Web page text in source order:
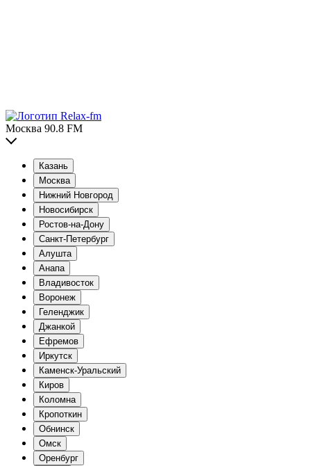
Москва 90.8 FM
Казань
Москва
Нижний Новгород
Новосибирск
Ростов-на-Дону
Санкт-Петербург
Алушта
Анапа
Владивосток
Воронеж
Геленджик
Джанкой
Ефремов
Иркутск
Каменск-Уральский
Киров
Коломна
Кропоткин
Обнинск
Омск
Оренбург